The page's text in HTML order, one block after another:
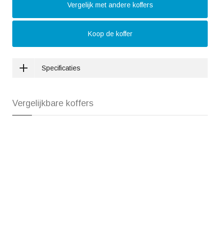
Vergelijk met andere koffers
Koop de koffer
Specificaties
Vergelijkbare koffers